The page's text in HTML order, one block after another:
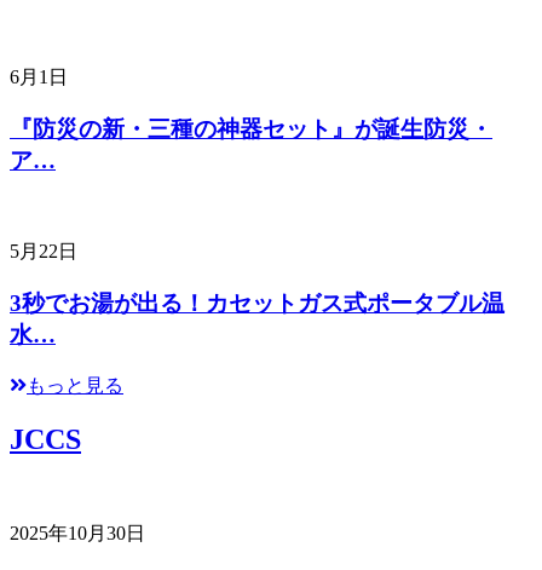
6月1日
『防災の新・三種の神器セット』が誕生防災・
ア…
5月22日
3秒でお湯が出る！カセットガス式ポータブル温
水…
もっと見る
JCCS
2025年10月30日